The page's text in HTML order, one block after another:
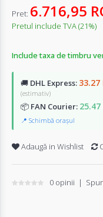
Pret: 6.716,95
Pretul include TVA (21%)
Include taxa de timbru
🚚 DHL Express: 33.27
(estimativ)
📦 FAN Courier: 25.47
📍 Schimbă orașul
Adaugă in Wishlist
0 opinii |